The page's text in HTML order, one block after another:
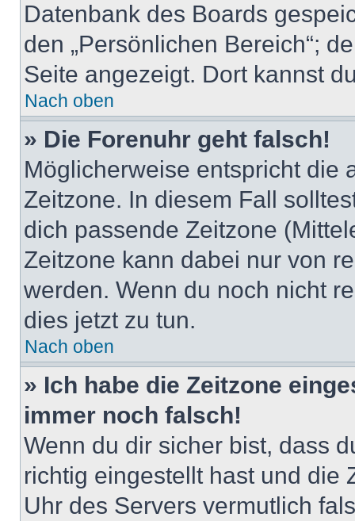
Datenbank des Boards
den „Persönlichen Bereich“;
Seite angezeigt. Dort kannst
Nach oben
» Die Forenuhr geht falsch!
Möglicherweise entspricht die
Zeitzone. In diesem Fall
dich passende Zeitzone
Zeitzone kann dabei nur von
werden. Wenn du noch nicht
dies jetzt zu tun.
Nach oben
» Ich habe die Zeitzone
immer noch falsch!
Wenn du dir sicher bist, dass
richtig eingestellt hast und die
Uhr des Servers vermutlich